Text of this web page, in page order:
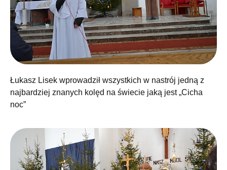
Łukasz Lisek wprowadził wszystkich w nastrój jedną z
najbardziej znanych kolęd na świecie jaką jest „Cicha
noc”